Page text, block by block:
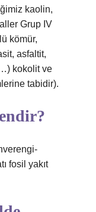
kaolin,
Grup IV
kömür,
asfaltit,
kokolit ve
tabidir).
fosil yakıt